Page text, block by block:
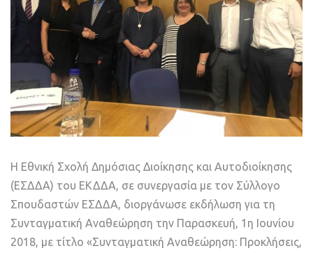
Η Εθνική Σχολή Δημόσιας Διοίκησης και Αυτοδιοίκησης
(ΕΣΔΔΑ) του ΕΚΔΔΑ, σε συνεργασία με τον Σύλλογο
Σπουδαστών ΕΣΔΔΑ, διοργάνωσε εκδήλωση για τη
Συνταγματική Αναθεώρηση την Παρασκευή, 1η Ιουνίου
2018, με τίτλο «Συνταγματική Αναθεώρηση: Προκλήσεις,